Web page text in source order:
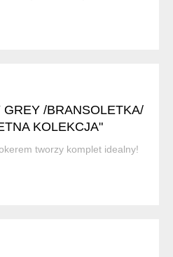
/BRANSOLETKA/
KOLEKCJA"
tworzy komplet idealny!